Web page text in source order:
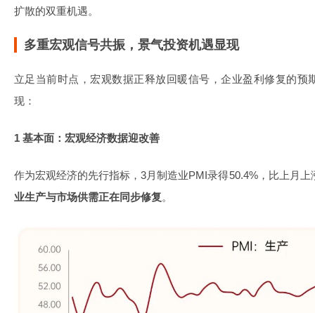
扩散的双重机遇。
多重宏观信号共振，景气投资机遇显现
立足当前时点，宏观数据正释放回暖信号，企业盈利修复的预
现：
1 基本面：宏观经济数据迎改善
作为宏观经济的先行指标，3月制造业PMI录得50.4%，比上月
业生产与市场供需正在同步修复。